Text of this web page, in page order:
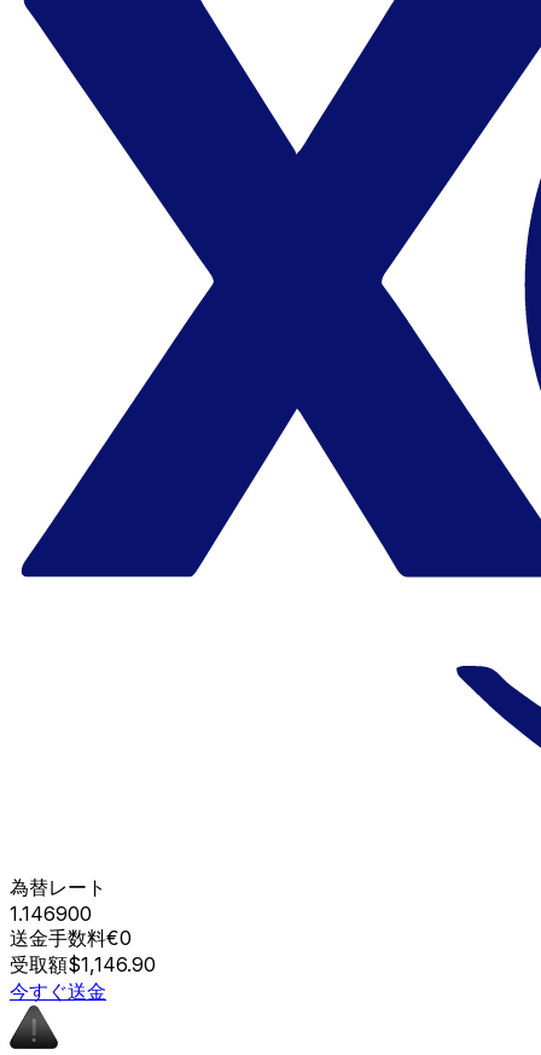
為替レート
1.146900
送金手数料€0
受取額$1,146.90
今すぐ送金